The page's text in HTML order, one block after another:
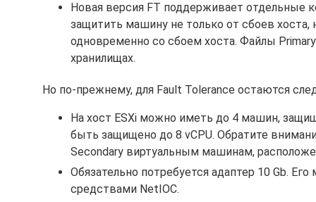
Новая версия FT поддерживает отдельные
защитить машину не только от сбоев
одновременно со сбоем хоста. Файлы
хранилищах.
Но по-прежнему, для Fault Tolerance остаются
На хост ESXi можно иметь до 4 машин,
быть защищено до 8 vCPU. Обратите
Secondary виртуальным машинам,
Обязательно потребуется адаптер 10 Gb.
средствами NetIOC.